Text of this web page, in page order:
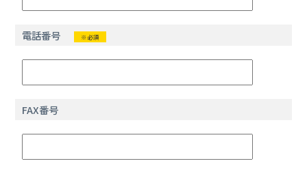
電話番号 ※必須
FAX番号